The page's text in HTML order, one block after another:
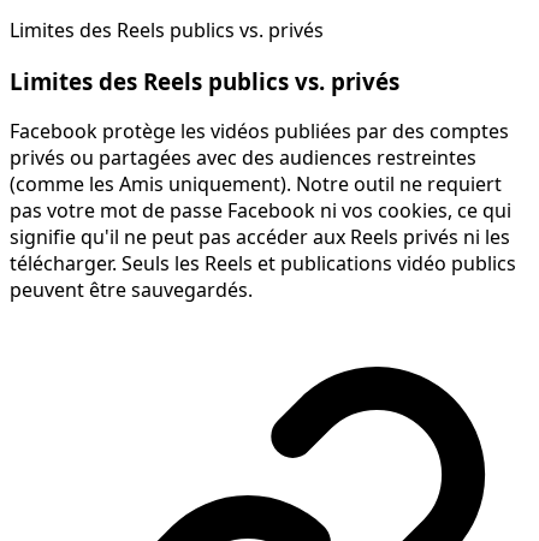
Limites des Reels publics vs. privés
Limites des Reels publics vs. privés
Facebook protège les vidéos publiées par des comptes
privés ou partagées avec des audiences restreintes
(comme les Amis uniquement). Notre outil ne requiert
pas votre mot de passe Facebook ni vos cookies, ce qui
signifie qu'il ne peut pas accéder aux Reels privés ni les
télécharger. Seuls les Reels et publications vidéo publics
peuvent être sauvegardés.